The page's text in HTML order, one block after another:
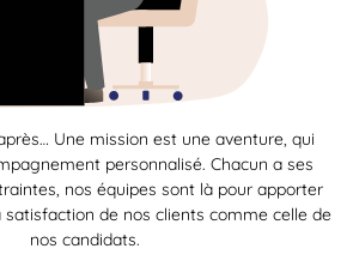
Une mission est une aventure, qui
personnalisé. Chacun a ses
nos équipes sont là pour apporter
satisfaction de nos clients comme celle de
nos candidats.